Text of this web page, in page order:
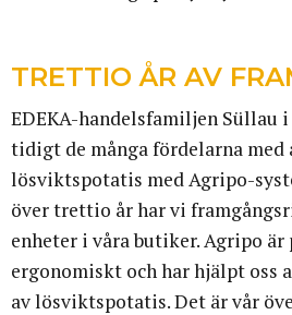
TRETTIO ÅR AV
EDEKA-handelsfamiljen Süllau
tidigt de många fördelarna med
lösviktspotatis med Agripo-
över trettio år har vi
enheter i våra butiker. Agripo
ergonomiskt och har hjälpt oss
av lösviktspotatis. Det är vår